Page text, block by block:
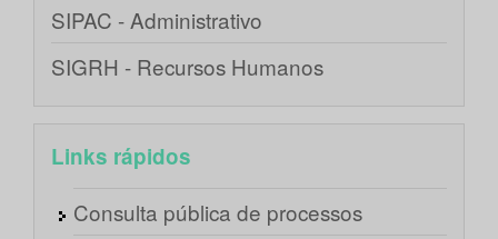
SIPAC - Administrativo
SIGRH - Recursos Humanos
Links rápidos
Consulta pública de processos